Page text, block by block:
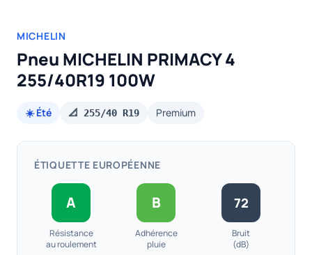
MICHELIN
Pneu MICHELIN PRIMACY 4
255/40R19 100W
☀️ Été 📐 255/40 R19 Premium
ÉTIQUETTE EUROPÉENNE
A
Résistance
au roulement
B
Adhérence
pluie
72
Bruit
(dB)